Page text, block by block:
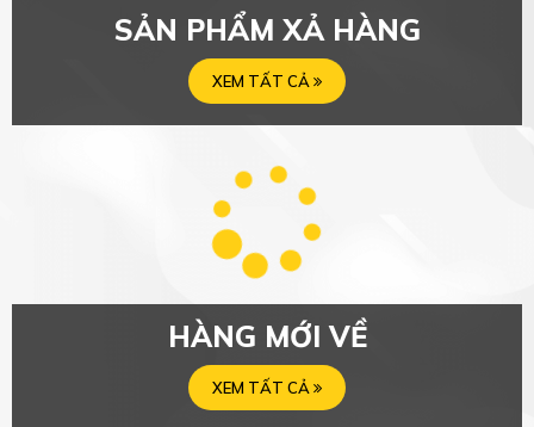
SẢN PHẨM BÁN CHẠY
XEM TẤT CẢ
SẢN PHẨM XẢ HÀNG
XEM TẤT CẢ